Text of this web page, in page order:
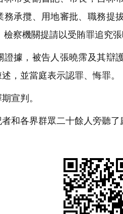
承攬、用地審批、職務提
察機關提請以受賄罪追究張
據，被告人張曉霈及其辯
，並當庭表示認罪、悔罪。
宣判。
和各界群眾二十餘人旁聽了